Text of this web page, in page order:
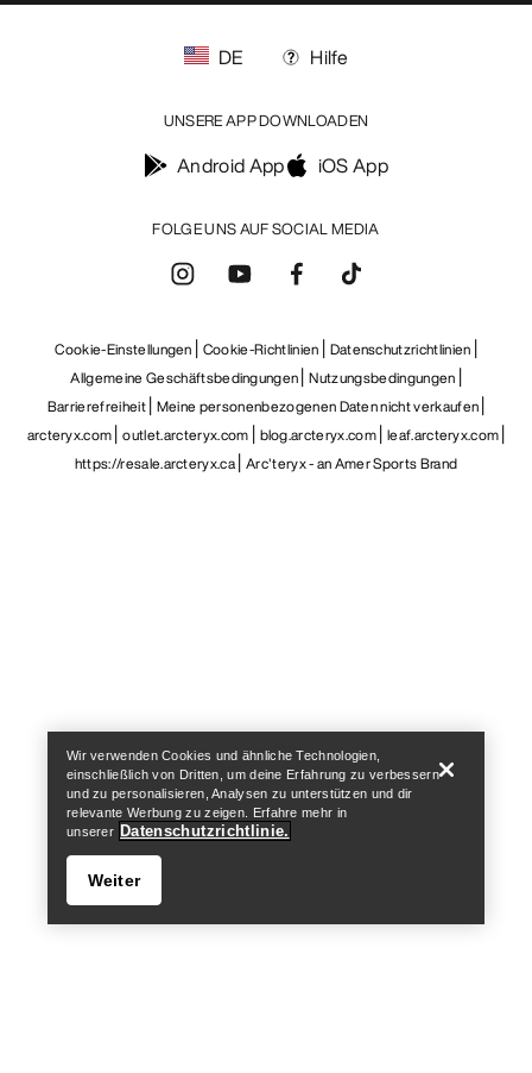
Help
FOLGE UNS AUF SOCIAL MEDIA
DE Hilfe
UNSERE APP DOWNLOADEN
Android App iOS App
Cookie-Einstellungen Cookie-Richtlinien Datenschutzrichtlinien
Allgemeine Geschäftsbedingungen Nutzungsbedingungen
Barrierefreiheit Meine personenbezogenen Daten nicht verkaufen
arcteryx.com outlet.arcteryx.com blog.arcteryx.com leaf.arcteryx.com
https://resale.arcteryx.ca Arc'teryx - an Amer Sports Brand
Wir verwenden Cookies und ähnliche Technologien,
einschließlich von Dritten, um deine Erfahrung zu verbessern
und zu personalisieren, Analysen zu unterstützen und dir
relevante Werbung zu zeigen. Erfahre mehr in
unserer Datenschutzrichtlinie.
Weiter